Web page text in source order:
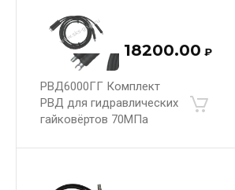
18200.00 ₽
РВД6000ГГ Комплект
РВД для гидравлических
гайковёртов 70МПа